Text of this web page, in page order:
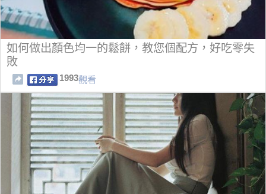
如何做出顏色均一的鬆餅，教您個配方，好吃零失
敗
1993觀看